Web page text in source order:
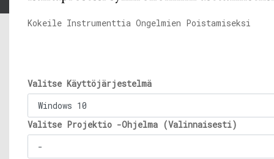
Kokeile Instrumenttia Ongelmien Poistamiseksi
Valitse Käyttöjärjestelmä
Valitse Projektio -Ohjelma (Valinnaisesti)